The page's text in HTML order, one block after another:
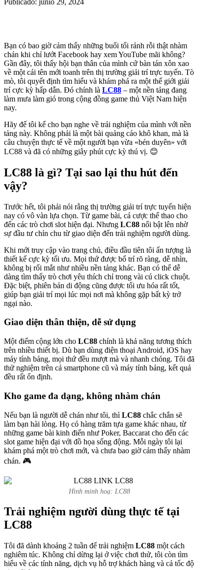
Bạn có bao giờ cảm thấy những buổi tối rảnh rỗi thật nhàm
chán khi chỉ lướt Facebook hay xem YouTube mãi không?
Gần đây, tôi thấy hội bạn thân của mình cứ bàn tán xôn xao
về một cái tên mới toanh trên thị trường giải trí trực tuyến. Tò
mò, tôi quyết định tìm hiểu và khám phá ra một thế giới giải
trí cực kỳ hấp dẫn. Đó chính là LC88 – một nền tảng đang
làm mưa làm gió trong cộng đồng game thủ Việt Nam hiện
nay.
Hãy để tôi kể cho bạn nghe về trải nghiệm của mình với nền
tảng này. Không phải là một bài quảng cáo khô khan, mà là
câu chuyện thực tế về một người bạn vừa «bén duyên» với
LC88 và đã có những giây phút cực kỳ thú vị. 😊
LC88 là gì? Tại sao lại thu hút đến
vậy?
Trước hết, tôi phải nói rằng thị trường giải trí trực tuyến hiện
nay có vô vàn lựa chọn. Từ game bài, cá cược thể thao cho
đến các trò chơi slot hiện đại. Nhưng LC88 nổi bật lên nhờ
sự đầu tư chỉn chu từ giao diện đến trải nghiệm người dùng.
Khi mới truy cập vào trang chủ, điều đầu tiên tôi ấn tượng là
thiết kế cực kỳ tối ưu. Mọi thứ được bố trí rõ ràng, dễ nhìn,
không bị rối mắt như nhiều nền tảng khác. Bạn có thể dễ
dàng tìm thấy trò chơi yêu thích chỉ trong vài cú click chuột.
Đặc biệt, phiên bản di động cũng được tối ưu hóa rất tốt,
giúp bạn giải trí mọi lúc mọi nơi mà không gặp bất kỳ trở
ngại nào.
Giao diện thân thiện, dễ sử dụng
Một điểm cộng lớn cho LC88 chính là khả năng tương thích
trên nhiều thiết bị. Dù bạn dùng điện thoại Android, iOS hay
máy tính bảng, mọi thứ đều mượt mà và nhanh chóng. Tôi đã
thử nghiệm trên cả smartphone cũ và máy tính bảng, kết quả
đều rất ổn định.
Kho game đa dạng, không nhàm chán
Nếu bạn là người dễ chán như tôi, thì LC88 chắc chắn sẽ
làm bạn hài lòng. Họ có hàng trăm tựa game khác nhau, từ
những game bài kinh điển như Poker, Baccarat cho đến các
slot game hiện đại với đồ họa sống động. Mỗi ngày tôi lại
khám phá một trò chơi mới, và chưa bao giờ cảm thấy nhàm
chán. 🎮
Hình minh hoạ: LC88
Trải nghiệm người dùng thực tế tại
LC88
Tôi đã dành khoảng 2 tuần để trải nghiệm LC88 một cách
nghiêm túc. Không chỉ dừng lại ở việc chơi thử, tôi còn tìm
hiểu về các tính năng, dịch vụ hỗ trợ khách hàng và cả tốc độ